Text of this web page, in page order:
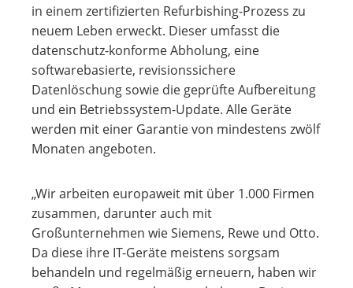
in einem zertifizierten Refurbishing-Prozess zu
neuem Leben erweckt. Dieser umfasst die
datenschutz-konforme Abholung, eine
softwarebasierte, revisionssichere
Datenlöschung sowie die geprüfte Aufbereitung
und ein Betriebssystem-Update. Alle Geräte
werden mit einer Garantie von mindestens zwölf
Monaten angeboten.
„Wir arbeiten europaweit mit über 1.000 Firmen
zusammen, darunter auch mit
Großunternehmen wie Siemens, Rewe und Otto.
Da diese ihre IT-Geräte meistens sorgsam
behandeln und regelmäßig erneuern, haben wir